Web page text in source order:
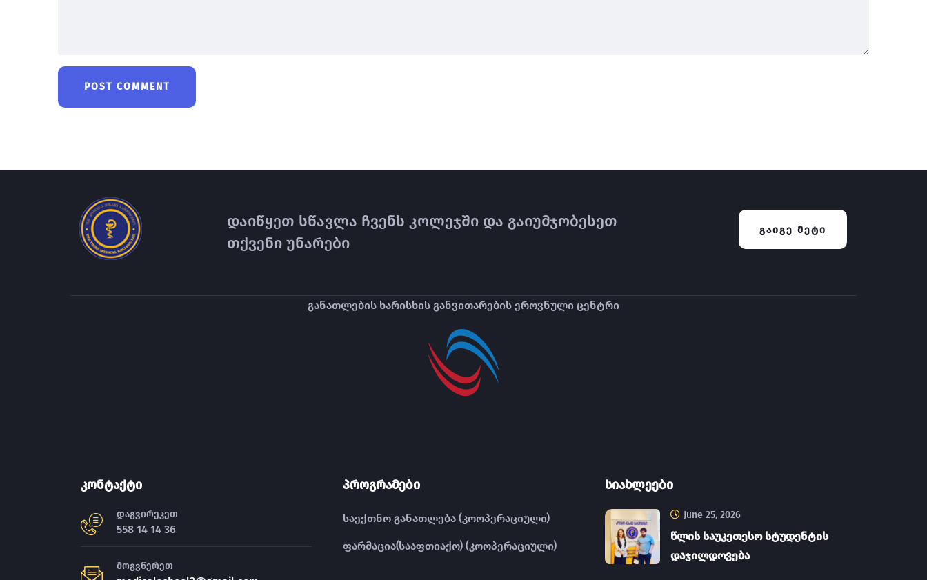
დაიწყეთ სწავლა ჩვენს კოლეჯში და გაიუმჯობესეთ
თქვენი უნარები
ᲒᲐᲘᲒᲔ ᲛᲔᲢᲘ
განათლების ხარისხის განვითარების ეროვნული ცენტრი
კონტაქტი
დაგვირეკეთ
558 14 14 36
მოგვწერეთ
პროგრამები
საექთნო განათლება (კოოპერაციული)
ფარმაცია(სააფთიაქო) (კოოპერაციული)
სიახლეები
June 25, 2026
წლის საუკეთესო სტუდენტის
დაჯილდოვება